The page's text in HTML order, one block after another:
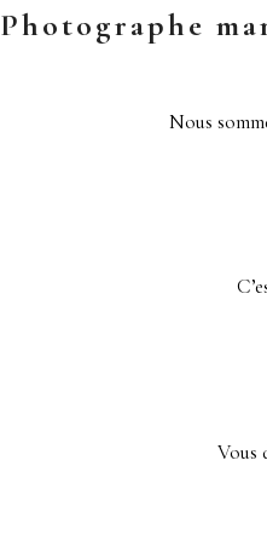
Photographe
Nous
Vous